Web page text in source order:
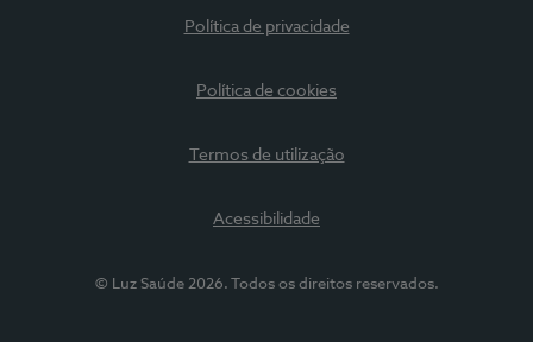
Política de privacidade
Política de cookies
Termos de utilização
Acessibilidade
© Luz Saúde 2026. Todos os direitos reservados.